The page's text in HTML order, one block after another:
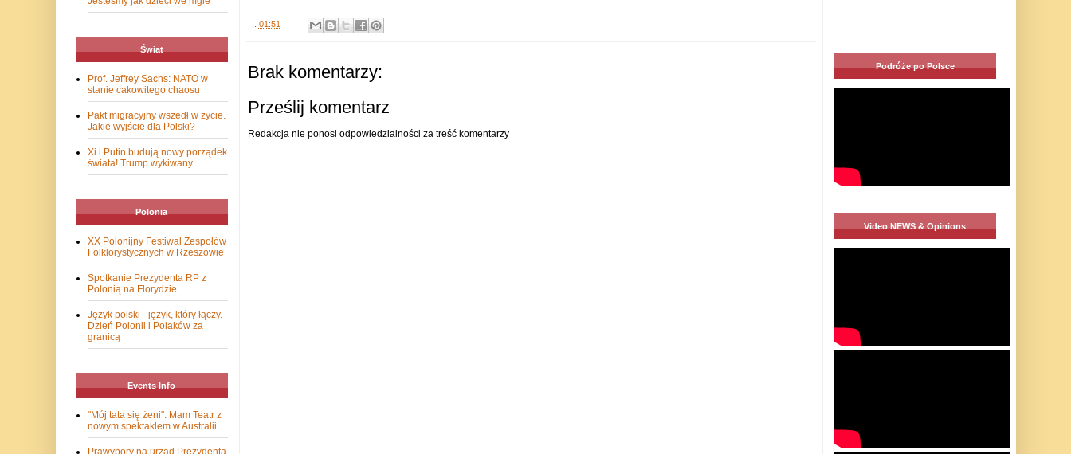
. 01:51
Brak komentarzy:
Prześlij komentarz
Redakcja nie ponosi odpowiedzialności za treść komentarzy
Świat
Prof. Jeffrey Sachs: NATO w
stanie cakowitego chaosu
Pakt migracyjny wszedł w życie.
Jakie wyjście dla Polski?
Xi i Putin budują nowy porządek
świata! Trump wykiwany
Polonia
XX Polonijny Festiwal Zespołów
Folklorystycznych w Rzeszowie
Spotkanie Prezydenta RP z
Polonią na Florydzie
Język polski - język, który łączy.
Dzień Polonii i Polaków za
granicą
Events Info
"Mój tata się żeni". Mam Teatr z
nowym spektaklem w Australii
Prawybory na urząd Prezydenta
Podróże po Polsce
Video NEWS & Opinions